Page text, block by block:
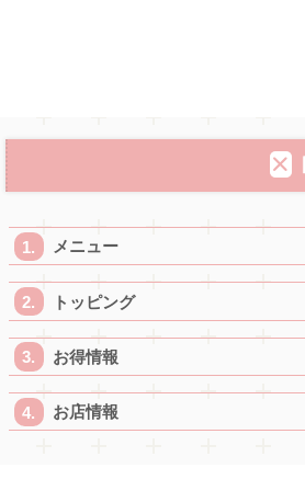
メニュー
トッピング
お得情報
お店情報